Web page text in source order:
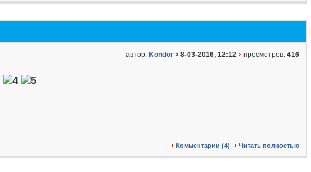
автор: Kondor 8-03-2016, 12:12 просмотров: 416
Комментарии (4) Читать полностью